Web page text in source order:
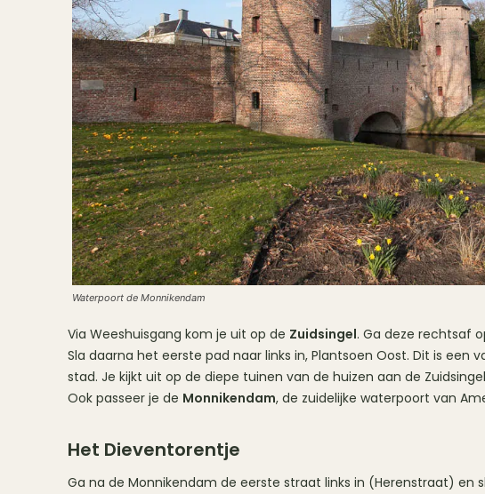
Waterpoort de Monnikendam
Via Weeshuisgang kom je uit op de Zuidsingel. Ga deze rechtsaf
Sla daarna het eerste pad naar links in, Plantsoen Oost. Dit is een
stad. Je kijkt uit op de diepe tuinen van de huizen aan de
Ook passeer je de Monnikendam, de zuidelijke waterpoort van
Het Dieventorentje
Ga na de Monnikendam de eerste straat links in (Herenstraat) en